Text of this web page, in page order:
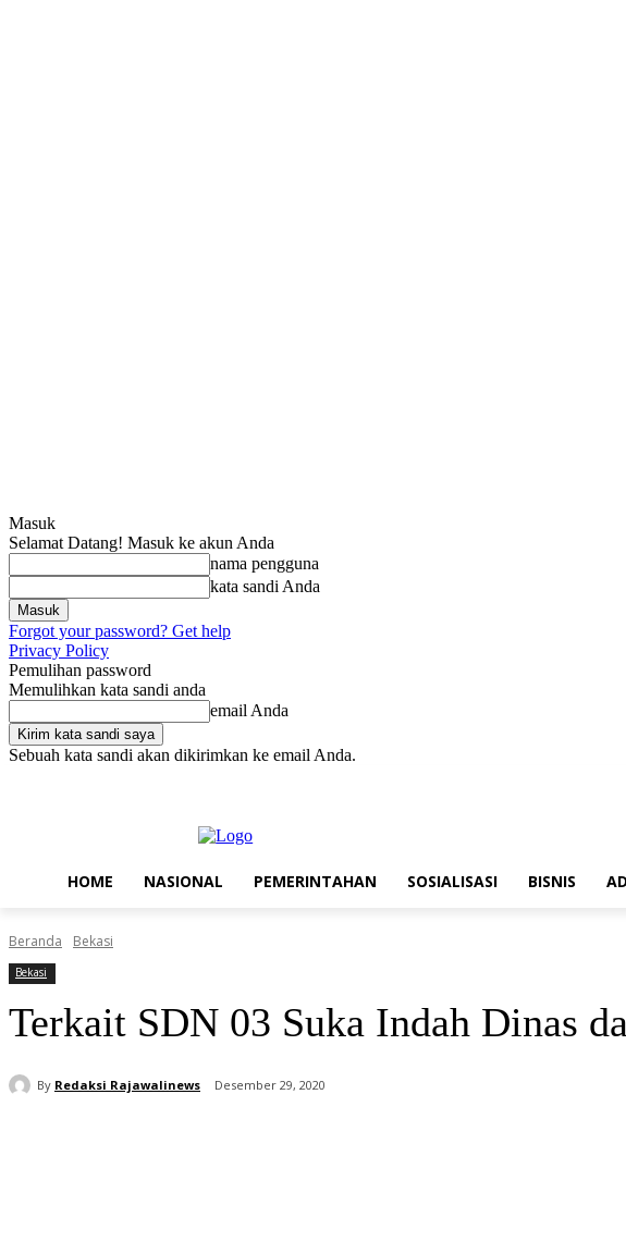
Masuk
Selamat Datang! Masuk ke akun Anda
nama pengguna
kata sandi Anda
Forgot your password? Get help
Privacy Policy
Pemulihan password
Memulihkan kata sandi anda
email Anda
Sebuah kata sandi akan dikirimkan ke email Anda.
HOME NASIONAL PEMERINTAHAN SOSIALISASI BISNIS
Beranda Bekasi
Bekasi
Terkait SDN 03 Suka Indah Dinas
By Redaksi Rajawalinews Desember 29, 2020